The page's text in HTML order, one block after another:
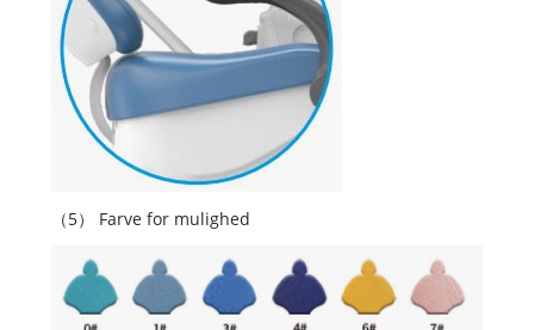
（5） Farve for mulighed